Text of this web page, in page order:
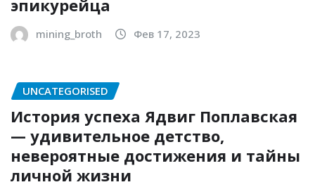
эпикурейца
mining_broth Фев 17, 2023
UNCATEGORISED
История успеха Ядвиг Поплавская
— удивительное детство,
невероятные достижения и тайны
личной жизни